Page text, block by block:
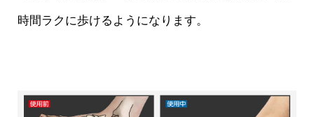
時間ラクに歩けるようになります。